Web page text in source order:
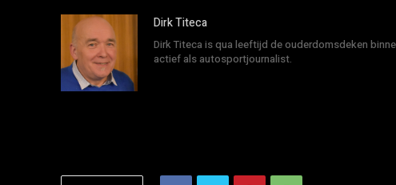
Dirk Titeca
Dirk Titeca is qua leeftijd de ouderdomsdeken
actief als autosportjournalist.